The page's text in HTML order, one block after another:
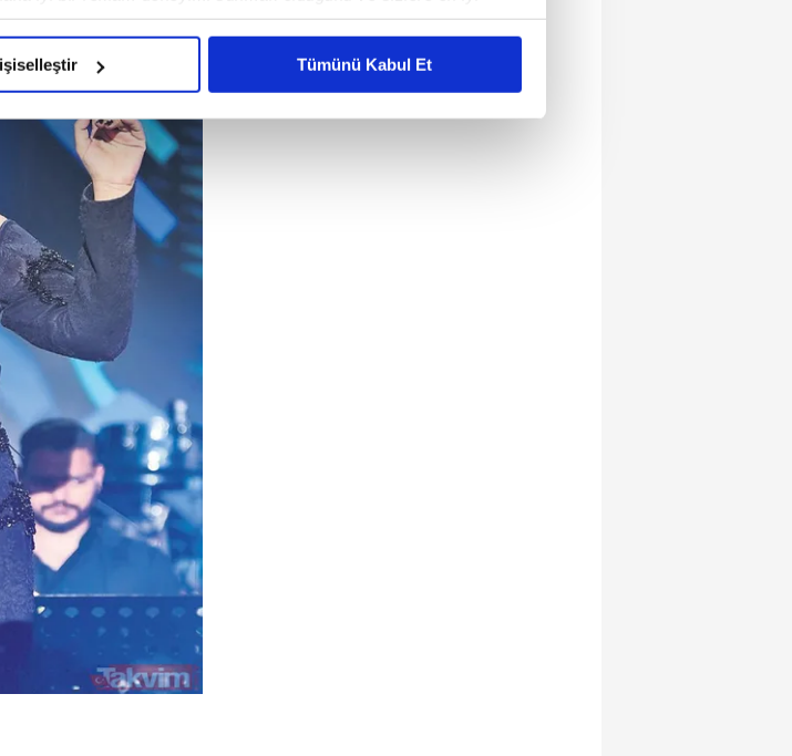
ve bu noktada, reklamların maliyetlerimizi karşılamak
kendimize ve üçüncü kişilere ait çerezler kullanılmaktadır. Bu
gerekli olan çerezler bilgi toplumu hizmetlerinin sunulması
kılınması ve kişiselleştirilmesi ve sizlere yönelik
olarak açık rızanız dahilinde kullanılacaktır.
belirleyebilirsiniz. Çerezlere ilişkin detaylı bilgi için Ayarlar
edebilirsiniz.
Aydınlatma Metnimizi okumak ve sitemizde ilgili
için lütfentıklayınız
Tümünü Kabul Et